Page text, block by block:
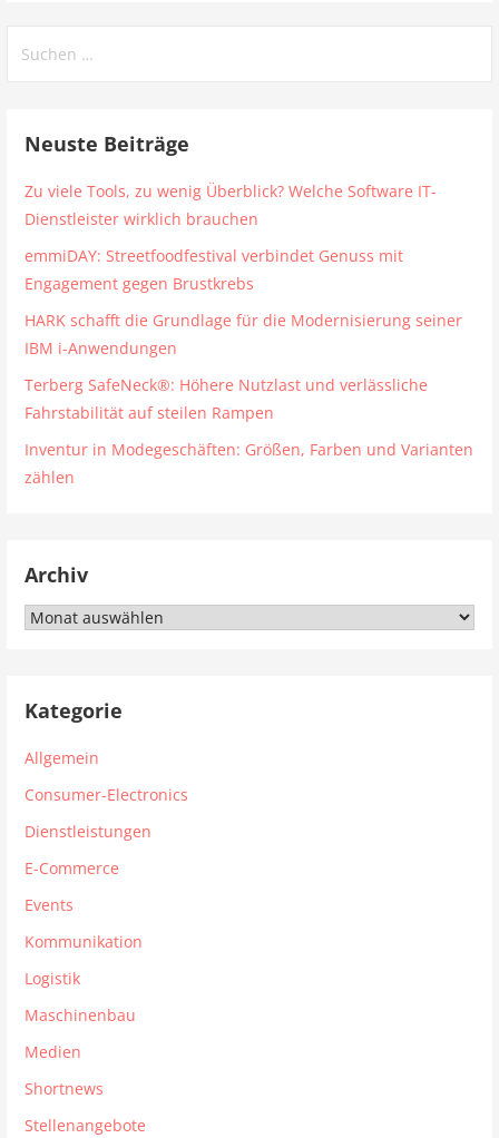
nach:
Neuste Beiträge
Zu viele Tools, zu wenig Überblick? Welche Software IT-
Dienstleister wirklich brauchen
emmiDAY: Streetfoodfestival verbindet Genuss mit
Engagement gegen Brustkrebs
HARK schafft die Grundlage für die Modernisierung seiner
IBM i-Anwendungen
Terberg SafeNeck®: Höhere Nutzlast und verlässliche
Fahrstabilität auf steilen Rampen
Inventur in Modegeschäften: Größen, Farben und Varianten
zählen
Archiv
Archiv
Kategorie
Allgemein
Consumer-Electronics
Dienstleistungen
E-Commerce
Events
Kommunikation
Logistik
Maschinenbau
Medien
Shortnews
Stellenangebote